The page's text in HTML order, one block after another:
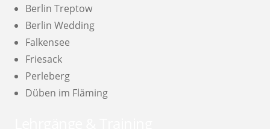
Berlin Treptow
Berlin Wedding
Falkensee
Friesack
Perleberg
Düben im Fläming